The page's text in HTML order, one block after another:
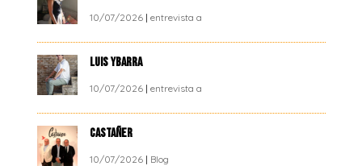
10/07/2026| entrevista a
LUIS YBARRA
10/07/2026| entrevista a
CASTAÑER
10/07/2026| Blog